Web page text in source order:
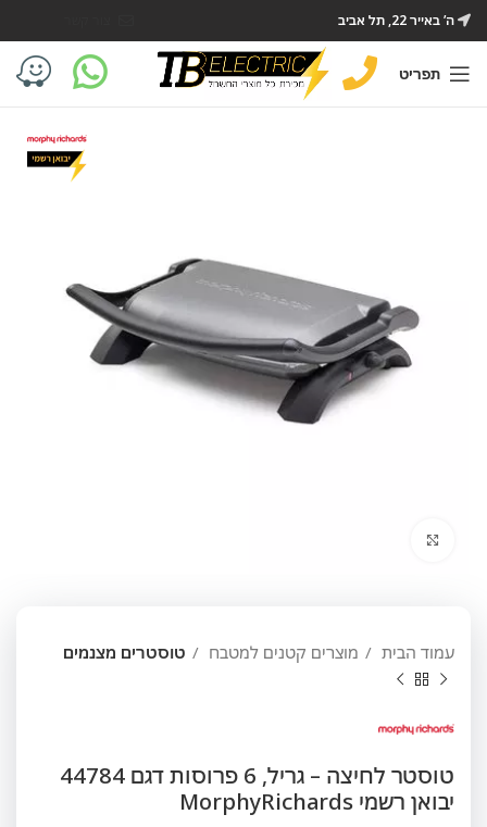
ה’ באייר 22, תל אביב
תפריט
עמוד הבית מוצרים קטנים למטבח טוסטרים מצנמים
טוסטר לחיצה – גריל, 6 פרוסות דגם 44784
יבואן רשמי MorphyRichards